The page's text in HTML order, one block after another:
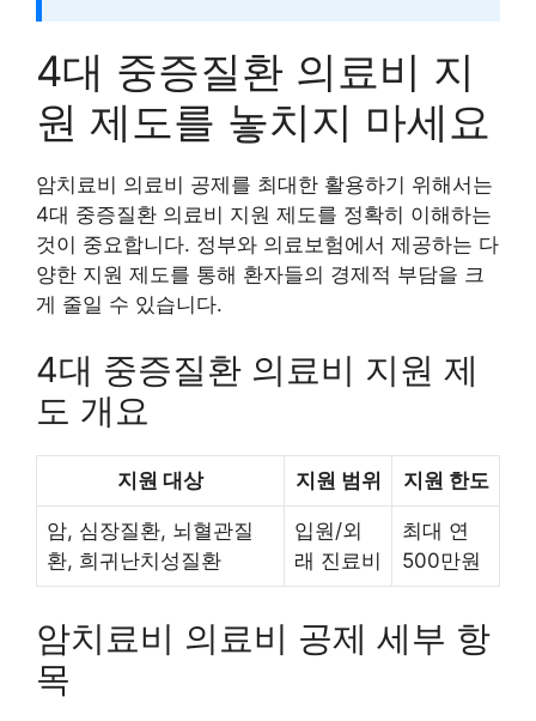
4대 중증질환 의료비 지
원 제도를 놓치지 마세요
암치료비 의료비 공제를 최대한 활용하기 위해서는
4대 중증질환 의료비 지원 제도를 정확히 이해하는
것이 중요합니다. 정부와 의료보험에서 제공하는 다
양한 지원 제도를 통해 환자들의 경제적 부담을 크
게 줄일 수 있습니다.
4대 중증질환 의료비 지원 제
도 개요
지원 대상 지원 범위 지원 한도
암, 심장질환, 뇌혈관질
환, 희귀난치성질환
입원/외
래 진료비
최대 연
500만원
암치료비 의료비 공제 세부 항
목